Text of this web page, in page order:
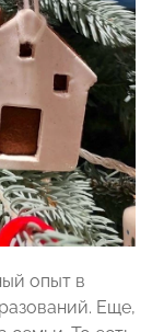
опыт в
Еще,